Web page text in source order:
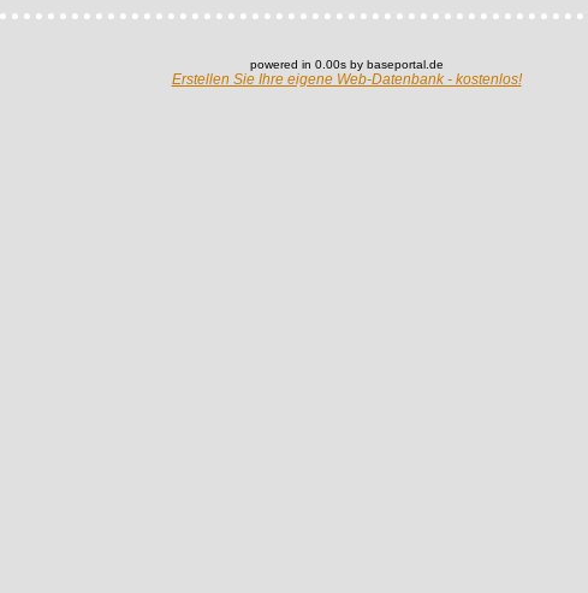
powered in 0.00s by baseportal.de
Erstellen Sie Ihre eigene Web-Datenbank - kostenlos!